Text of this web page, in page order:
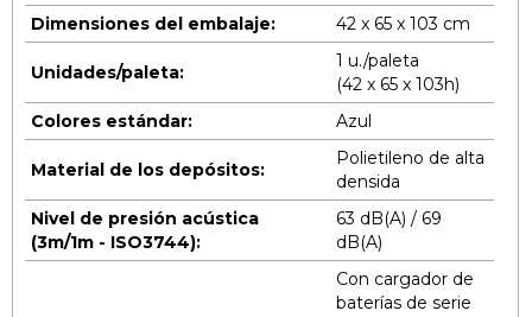
Dimensiones del embalaje:
42 x 65 x 103 cm
Unidades/paleta:
1 u./paleta
(42 x 65 x 103h)
Colores estándar:
Azul
Material de los depósitos:
Polietileno de alta
densida
Nivel de presión acústica
(3m/1m - ISO3744):
63 dB(A) / 69
dB(A)
Con cargador de
baterías de serie